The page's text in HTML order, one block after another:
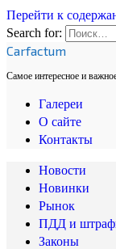
Перейти к
Search for:
Carfactum
Самое интересное и
Галереи
О сайте
Контакты
Новости
Новинки
Рынок
ПДД и
Законы